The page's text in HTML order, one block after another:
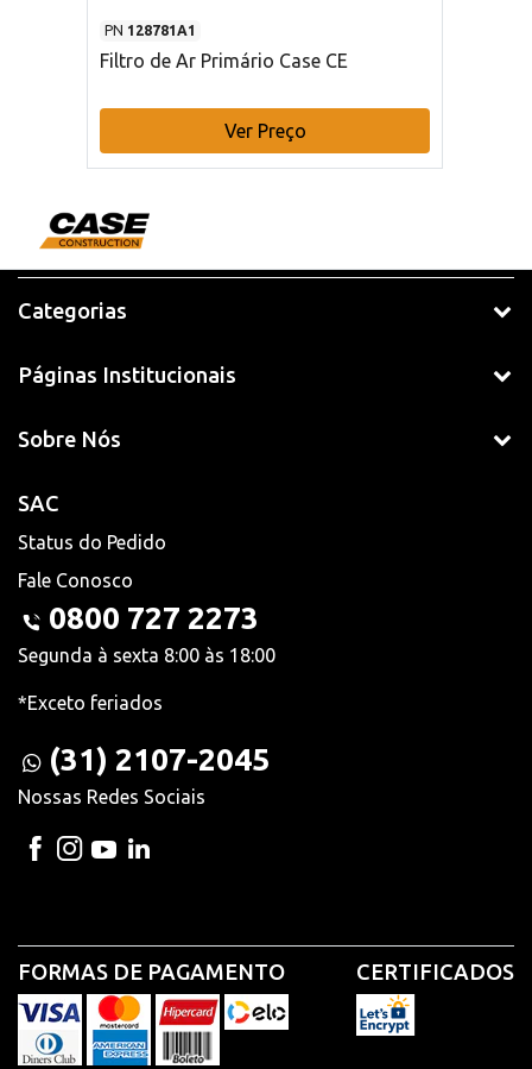
PN 128781A1
Filtro de Ar Primário Case CE
Ver Preço
Categorias
Páginas Institucionais
Sobre Nós
SAC
Status do Pedido
Fale Conosco
0800 727 2273
Segunda à sexta 8:00 às 18:00
*Exceto feriados
(31) 2107-2045
Nossas Redes Sociais
FORMAS DE PAGAMENTO CERTIFICADOS